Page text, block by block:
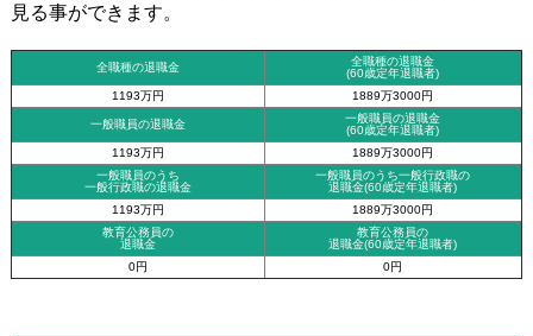
見る事ができます。
全職種の退職金
全職種の退職金
(60歳定年退職者)
1193万円
1889万3000円
一般職員の退職金
一般職員の退職金
(60歳定年退職者)
1193万円
1889万3000円
一般職員のうち
一般行政職の退職金
一般職員のうち一般行政職の
退職金(60歳定年退職者)
1193万円
1889万3000円
教育公務員の
退職金
教育公務員の
退職金(60歳定年退職者)
0円
0円